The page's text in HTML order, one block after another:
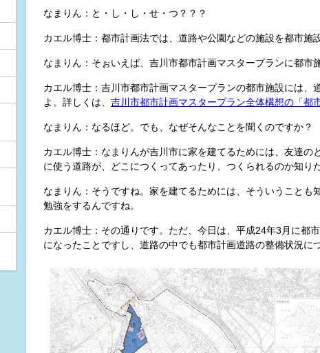
なまりん：と・し・し・せ・つ？？？
カエル博士：都市計画法では、道路や公園などの施設を都市施
なまりん：そぉいえば、吉川市都市計画マスタープランに都市
カエル博士：吉川市都市計画マスタープランの都市施設には、
よ。詳しくは、 吉川市都市計画マスタープラン全体構想の「都
なまりん：なるほど。でも、なぜそんなことを聞くのですか？
カエル博士：なまりんが吉川市に家を建てるためには、友達
に使う道路が、どこにつくってあったり、つくられるのか知り
なまりん：そうですね。家を建てるためには、そういうこと
勉強をするんですね。
カエル博士：その通りです。ただ、今日は、平成24年3月に都
になったことですし、道路の中でも都市計画道路の整備状況に